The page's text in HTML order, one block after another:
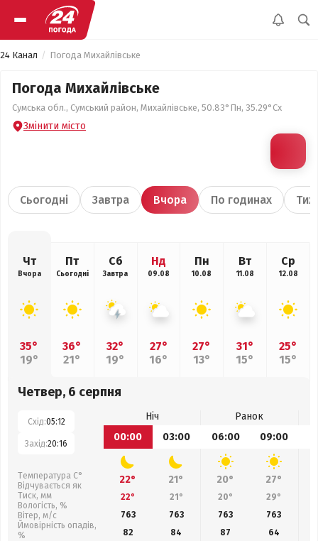
24 Канал Погода Михайлівське
Погода Михайлівське
Сумська обл., Сумський район, Михайлівське, 50.83°Пн, 35.29°Сх
Змінити місто
Сьогодні Завтра Вчора По годинах
Чт
Вчора
35°
19°
Пт
Сьогодні
36°
21°
Сб
Завтра
32°
19°
Нд
09.08
27°
16°
Пн
10.08
27°
13°
Вт
11.08
31°
15°
Ср
12.08
25°
15°
Четвер, 6 серпня
Схід:05:12
Захід:20:16
Температура С°
Відчувається як
Тиск, мм
Вологість, %
Вітер, м/с
Ймовірність опадів,
%
Ніч
Ранок
00:00
03:00 06:00 09:00
22° 21° 20° 27°
22° 21° 20° 29°
763
763 763 763
82
84 87 64